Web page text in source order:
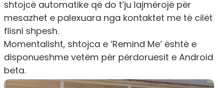
shtojcë automatike që do t’ju lajmërojë për
mesazhet e palexuara nga kontaktet me të cilët
flisni shpesh.
Momentalisht, shtojca e ‘Remind Me’ është e
disponueshme vetëm për përdoruesit e Android
beta.